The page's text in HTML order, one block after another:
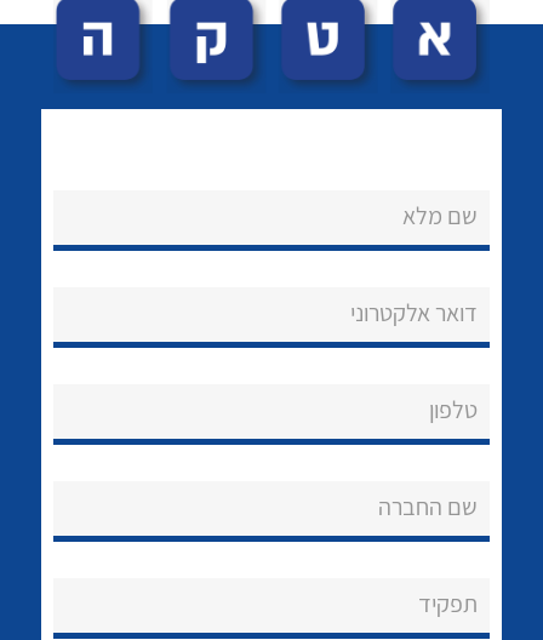
הצוות שלנו
שירותי תמיכה
לכל מוצרי היצרן לכל מוצרי היצרן
שם מלא
דואר אלקטרוני
טלפון
שם החברה
תפקיד